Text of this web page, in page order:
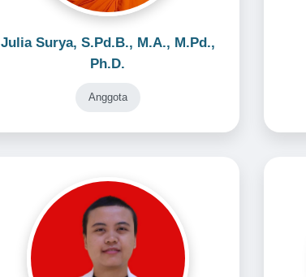
Julia Surya, S.Pd.B., M.A., M.Pd.,
Ph.D.
Anggota